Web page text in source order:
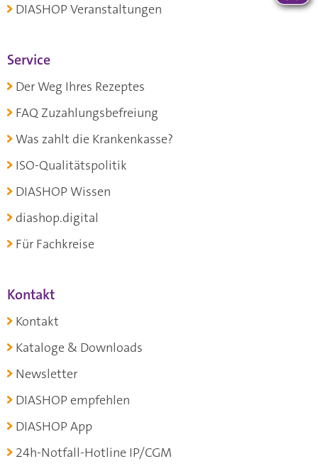
DIASHOP Veranstaltungen
Service
Der Weg Ihres Rezeptes
FAQ Zuzahlungsbefreiung
Was zahlt die Krankenkasse?
ISO-Qualitätspolitik
DIASHOP Wissen
diashop.digital
Für Fachkreise
Kontakt
Kontakt
Kataloge & Downloads
Newsletter
DIASHOP empfehlen
DIASHOP App
24h-Notfall-Hotline IP/CGM